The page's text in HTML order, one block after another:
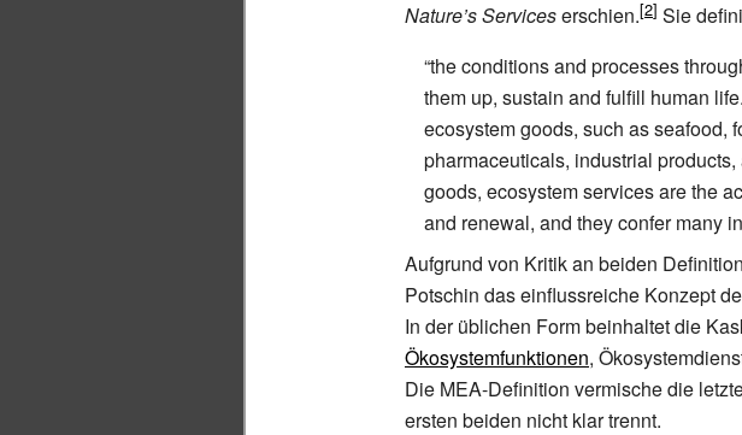
Nature’s Serviceserschien.
Sie
“the conditions and processes
them up, sustain and fulfill human
ecosystem goods, such as seafood,
pharmaceuticals, industrial
goods, ecosystem services are the
and renewal, and they confer many
Aufgrund von Kritik an beiden
Potschin das einflussreiche Konzept
In der üblichen Form beinhaltet die
Ökosystemfunktionen,
Die MEA-Definition vermische die
ersten beiden nicht klar trennt.